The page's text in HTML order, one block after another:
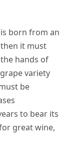
born from an
it must
hands of
variety
be
to bear its
great wine,